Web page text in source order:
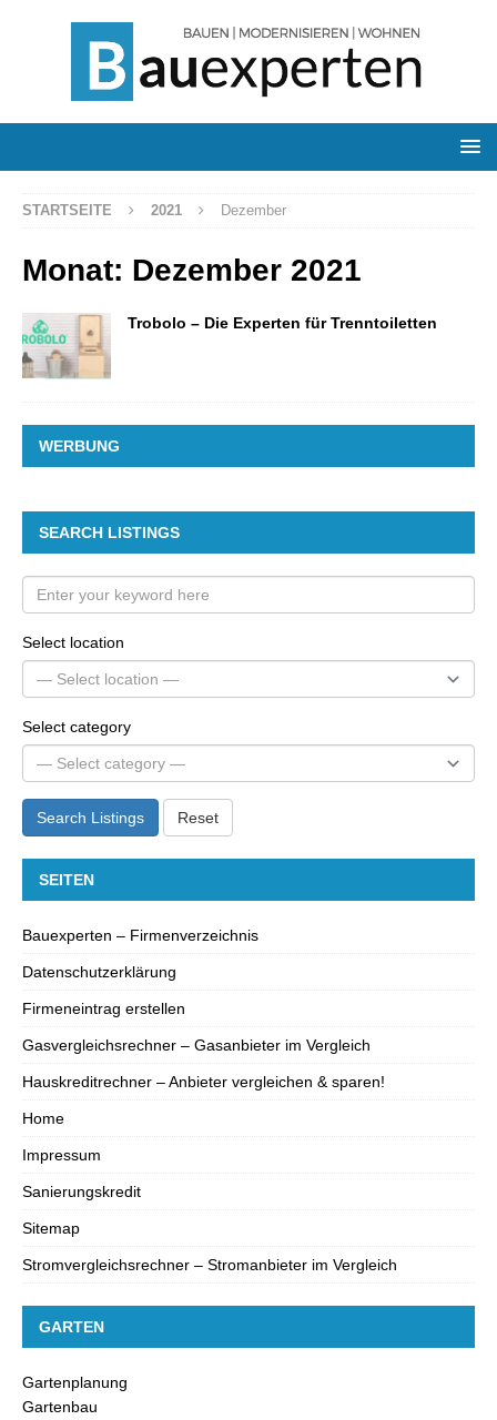
STARTSEITE 2021 Dezember
Monat: Dezember 2021
Trobolo – Die Experten für Trenntoiletten
WERBUNG
SEARCH LISTINGS
Select location
Select category
Search Listings Reset
SEITEN
Bauexperten – Firmenverzeichnis
Datenschutzerklärung
Firmeneintrag erstellen
Gasvergleichsrechner – Gasanbieter im Vergleich
Hauskreditrechner – Anbieter vergleichen & sparen!
Home
Impressum
Sanierungskredit
Sitemap
Stromvergleichsrechner – Stromanbieter im Vergleich
GARTEN
Gartenplanung
Gartenbau